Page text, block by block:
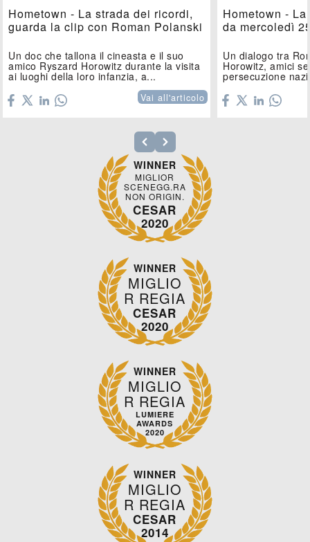
Hometown - La strada dei ricordi,
guarda la clip con Roman Polanski
Un doc che tallona il cineasta e il suo
amico Ryszard Horowitz durante la visita
ai luoghi della loro infanzia, a...
Vai all'articolo
Hometown -
da mercoledì
Un dialogo tra
Horowitz, amici
persecuzione
WINNER
MIGLIOR
SCENEGG.RA
NON ORIGIN.
CESAR
2020
WINNER
MIGLIO
R REGIA
CESAR
2020
WINNER
MIGLIO
R REGIA
LUMIERE
AWARDS
2020
WINNER
MIGLIO
R REGIA
CESAR
2014